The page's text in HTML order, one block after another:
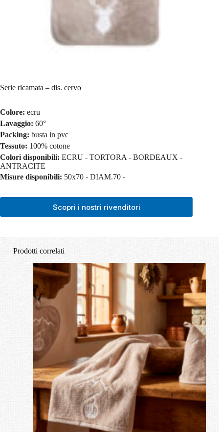
Serie ricamata – dis. cervo
Colore: ecru
Lavaggio: 60°
Packing: busta in pvc
Tessuto: 100% cotone
Colori disponibili: ECRU - TORTORA - BORDEAUX -
ANTRACITE
Misure disponibili: 50x70 - DIAM.70 -
Scopri i nostri rivenditori
Prodotti correlati